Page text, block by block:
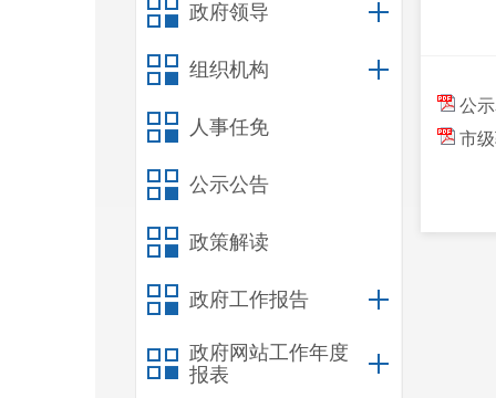
政府领导
组织机构
人事任免
公示公告
政策解读
政府工作报告
政府网站工作年度
报表
公
市